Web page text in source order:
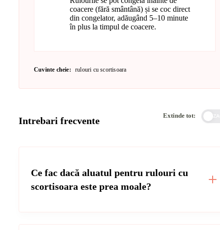
coacere (fără smântână) și se coc direct
din congelator, adăugând 5–10 minute
în plus la timpul de coacere.
Cuvinte cheie: rulouri cu scortisoara
Intrebari frecvente Extinde tot:
Ce fac dacă aluatul pentru rulouri cu
scortisoara este prea moale?